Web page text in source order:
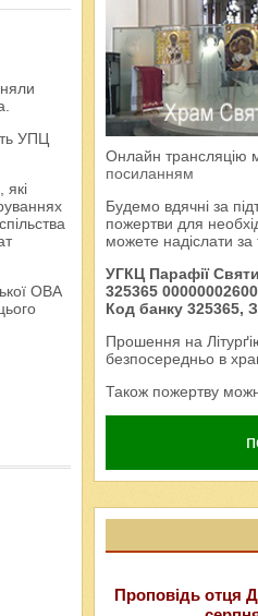
УПЦ
які
ОВА
Онлайн трансляцію
посиланням
Будемо вдячні за
пожертви для
можете надіслати
УГКЦ Парафії
325365
Код банку 325365,
Прошення на
безпосередньо в
Також пожертву
Проповідь отця